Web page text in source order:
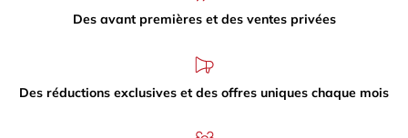
Des avant premières et des ventes privées
Des réductions exclusives et des offres uniques chaque mois